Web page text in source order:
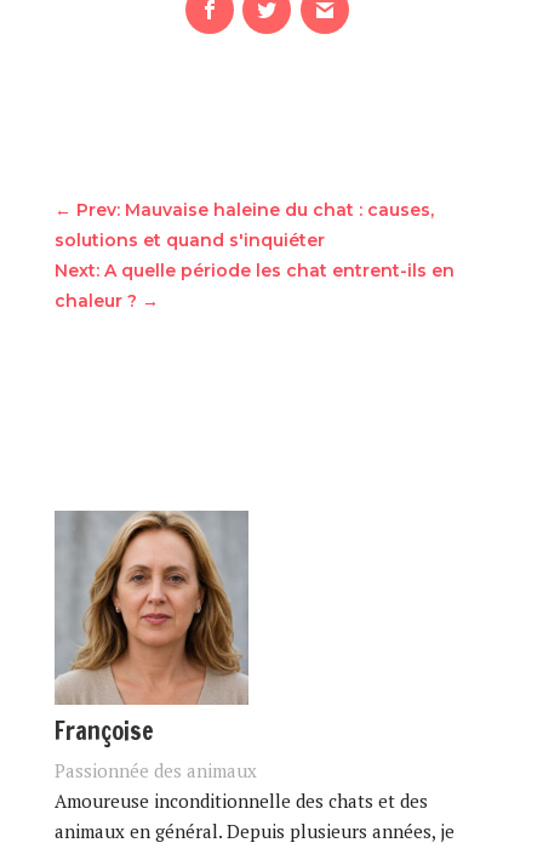
← Prev: Mauvaise haleine du chat : causes,
solutions et quand s'inquiéter
Next: A quelle période les chat entrent-ils en
chaleur ? →
Françoise
Passionnée des animaux
Amoureuse inconditionnelle des chats et des
animaux en général. Depuis plusieurs années, je